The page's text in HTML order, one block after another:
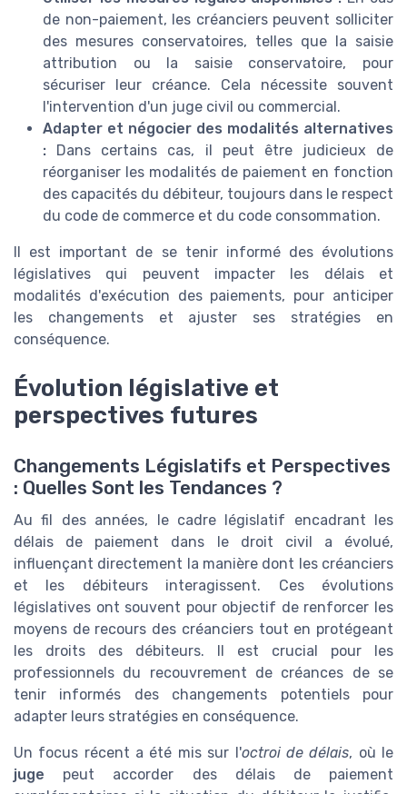
de non-paiement, les créanciers peuvent solliciter
des mesures conservatoires, telles que la saisie
attribution ou la saisie conservatoire, pour
sécuriser leur créance. Cela nécessite souvent
l'intervention d'un juge civil ou commercial.
Adapter et négocier des modalités alternatives
: Dans certains cas, il peut être judicieux de
réorganiser les modalités de paiement en fonction
des capacités du débiteur, toujours dans le respect
du code de commerce et du code consommation.
Il est important de se tenir informé des évolutions
législatives qui peuvent impacter les délais et
modalités d'exécution des paiements, pour anticiper
les changements et ajuster ses stratégies en
conséquence.
Évolution législative et
perspectives futures
Changements Législatifs et Perspectives
: Quelles Sont les Tendances ?
Au fil des années, le cadre législatif encadrant les
délais de paiement dans le droit civil a évolué,
influençant directement la manière dont les créanciers
et les débiteurs interagissent. Ces évolutions
législatives ont souvent pour objectif de renforcer les
moyens de recours des créanciers tout en protégeant
les droits des débiteurs. Il est crucial pour les
professionnels du recouvrement de créances de se
tenir informés des changements potentiels pour
adapter leurs stratégies en conséquence.
Un focus récent a été mis sur l'octroi de délais, où le
juge peut accorder des délais de paiement